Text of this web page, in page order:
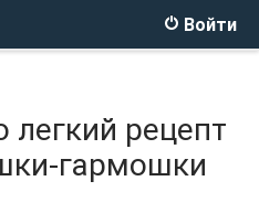
Войти
рецепт
гармошки